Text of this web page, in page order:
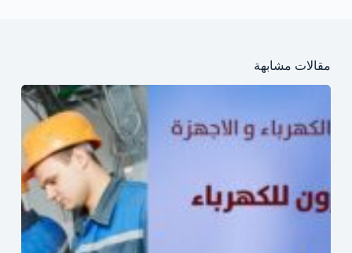
مقالات مشابهة